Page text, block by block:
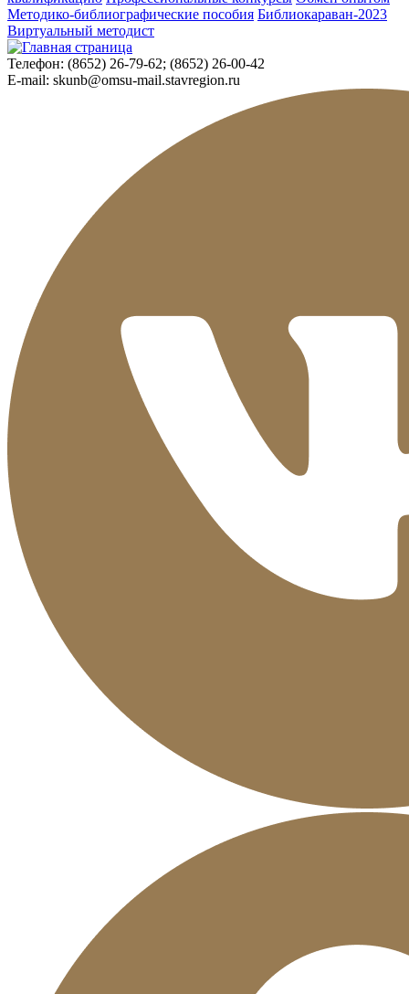
Методико-библиографические пособия Библиокараван-2023
Виртуальный методист
Телефон: (8652) 26-79-62; (8652) 26-00-42
E-mail: skunb@omsu-mail.stavregion.ru